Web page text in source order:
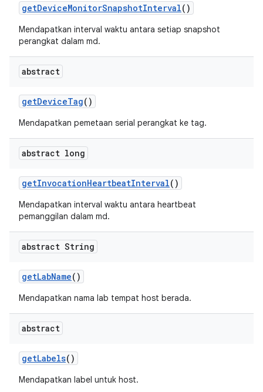
getDeviceMonitorSnapshotInterval()
Mendapatkan interval waktu antara setiap snapshot
perangkat dalam md.
abstract
getDeviceTag()
Mendapatkan pemetaan serial perangkat ke tag.
abstract long
getInvocationHeartbeatInterval()
Mendapatkan interval waktu antara heartbeat
pemanggilan dalam md.
abstract String
getLabName()
Mendapatkan nama lab tempat host berada.
abstract
getLabels()
Mendapatkan label untuk host.